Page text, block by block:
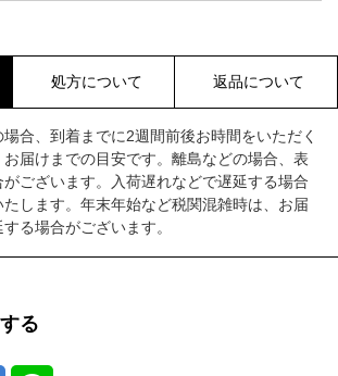
処方について 返品について
合、到着までに2週間前後お時間をいただく
届けまでの目安です。離島などの場合、表
ございます。入荷遅れなどで遅延する場合
します。年末年始など税関混雑時は、お届
る場合がございます。
る